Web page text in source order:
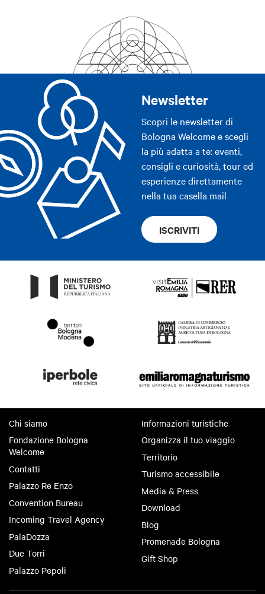
Newsletter
Scopri le newsletter di
Bologna Welcome e scegli
la più adatta a te: eventi,
consigli e curiosità, tour ed
esperienze direttamente
nella tua casella mail
ISCRIVITI
Chi siamo
Fondazione Bologna
Welcome
Contatti
Palazzo Re Enzo
Convention Bureau
Incoming Travel Agency
PalaDozza
Due Torri
Palazzo Pepoli
Informazioni turistiche
Organizza il tuo viaggio
Territorio
Turismo accessibile
Media & Press
Download
Blog
Promenade Bologna
Gift Shop